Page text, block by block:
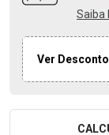
Saiba
Ver